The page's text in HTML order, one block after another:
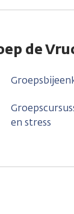
de
en stress